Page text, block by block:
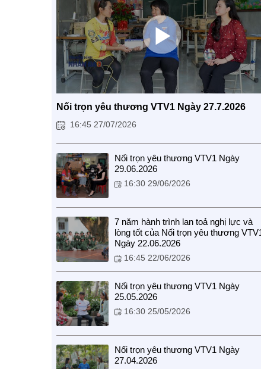
Nối trọn yêu thương VTV1 Ngày 27.7.2026
16:45 27/07/2026
Nối trọn yêu thương VTV1 Ngày
29.06.2026
16:30 29/06/2026
7 năm hành trình lan toả nghị lực và
lòng tốt của Nối trọn yêu thương
Ngày 22.06.2026
16:45 22/06/2026
Nối trọn yêu thương VTV1 Ngày
25.05.2026
16:30 25/05/2026
Nối trọn yêu thương VTV1 Ngày
27.04.2026